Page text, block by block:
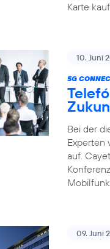
Karte
10. Juni
5G
Bei der
Experten
auf.
09. Juni